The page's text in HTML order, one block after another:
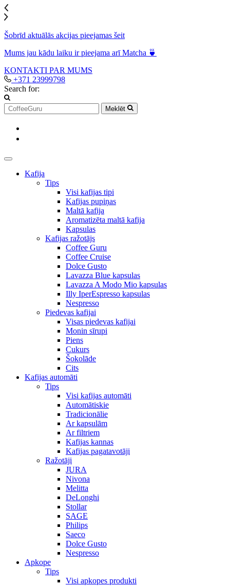
Šobrīd aktuālās akcijas pieejamas šeit
Mums jau kādu laiku ir pieejama arī Matcha 🍵
KONTAKTI PAR MUMS
+371 23999798
Search for:
Meklēt
Kafija
Tips
Visi kafijas tipi
Kafijas pupiņas
Maltā kafija
Aromatizēta maltā kafija
Kapsulas
Kafijas ražotājs
Coffee Guru
Coffee Cruise
Dolce Gusto
Lavazza Blue kapsulas
Lavazza A Modo Mio kapsulas
Illy IperEspresso kapsulas
Nespresso
Piedevas kafijai
Visas piedevas kafijai
Monin sīrupi
Piens
Cukurs
Šokolāde
Cits
Kafijas automāti
Tips
Visi kafijas automāti
Automātiskie
Tradicionālie
Ar kapsulām
Ar filtriem
Kafijas kannas
Kafijas pagatavotāji
Ražotāji
JURA
Nivona
Melitta
DeLonghi
Stollar
SAGE
Philips
Saeco
Dolce Gusto
Nespresso
Apkope
Tips
Visi apkopes produkti